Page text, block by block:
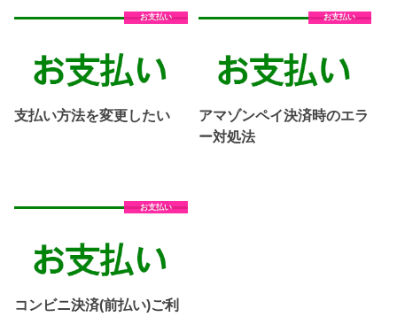
お支払い
支払い方法を変更したい
お支払い
アマゾンペイ決済時のエラ
ー対処法
お支払い
コンビニ決済(前払い)ご利